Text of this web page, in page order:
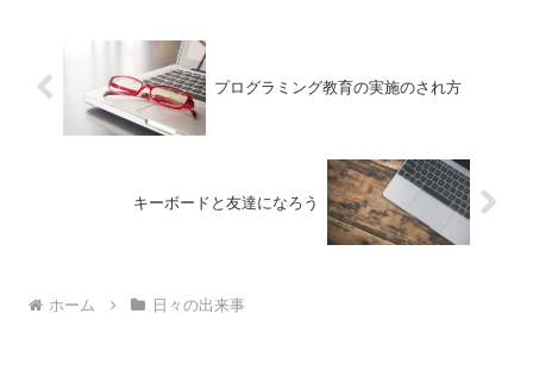
プログラミング教育の実施のされ方
キーボードと友達になろう
ホーム 日々の出来事